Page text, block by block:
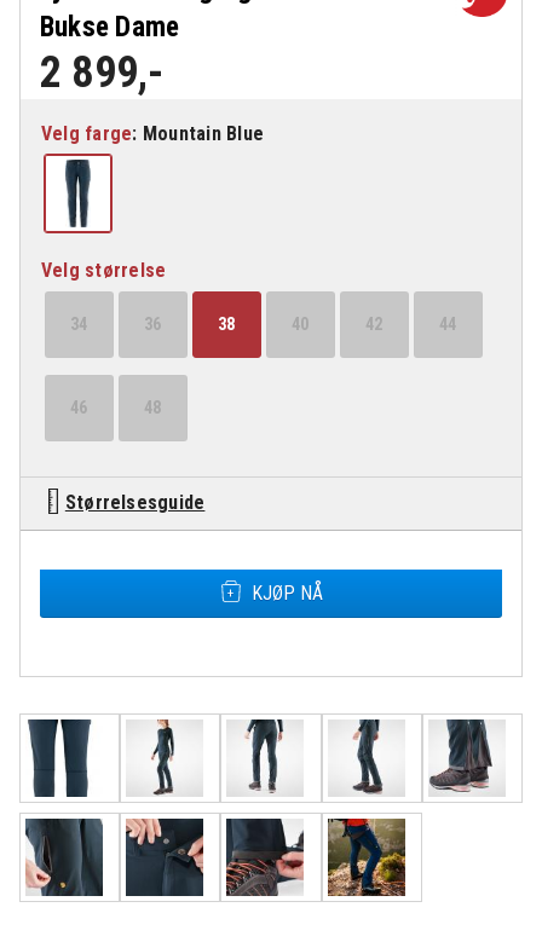
Bukse Dame
2 899,-
Velg farge
Velg størrelse
34 36 38 40 42 44
46 48
Størrelsesguide
KJØP NÅ
500,-
dager